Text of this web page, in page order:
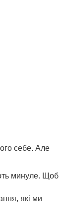
себе. Але
минуле. Щоб
які ми